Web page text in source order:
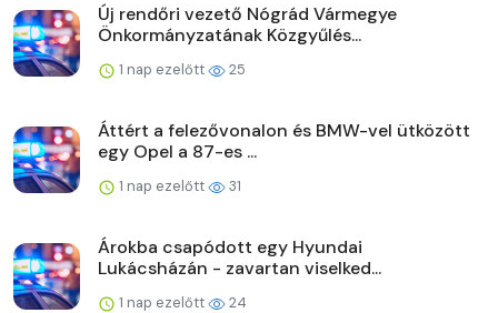
Új rendőri vezető Nógrád Vármegye
Önkormányzatának Közgyűlés...
1 nap ezelőtt 25
Áttért a felezővonalon és BMW-vel ütközött
egy Opel a 87-es ...
1 nap ezelőtt 31
Árokba csapódott egy Hyundai
Lukácsházán - zavartan viselked...
1 nap ezelőtt 24